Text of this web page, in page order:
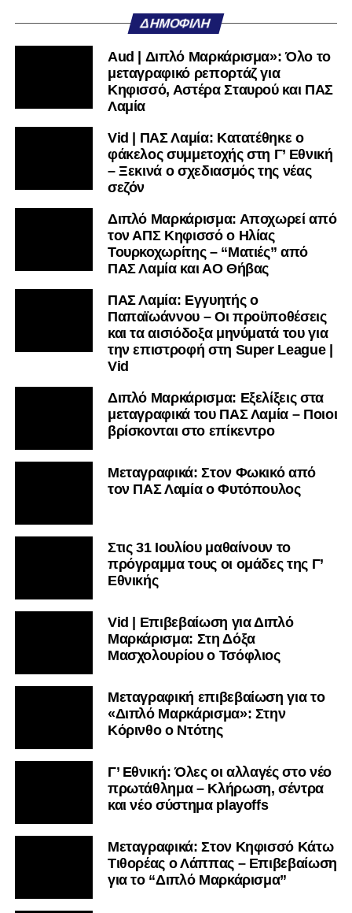
ΔΗΜΟΦΙΛΉ
Aud | Διπλό Μαρκάρισμα»: Όλο το
μεταγραφικό ρεπορτάζ για
Κηφισσό, Αστέρα Σταυρού και ΠΑΣ
Λαμία
Vid | ΠΑΣ Λαμία: Κατατέθηκε ο
φάκελος συμμετοχής στη Γ’ Εθνική
– Ξεκινά ο σχεδιασμός της νέας
σεζόν
Διπλό Μαρκάρισμα: Αποχωρεί από
τον ΑΠΣ Κηφισσό ο Ηλίας
Τουρκοχωρίτης – “Ματιές” από
ΠΑΣ Λαμία και ΑΟ Θήβας
ΠΑΣ Λαμία: Εγγυητής ο
Παπαϊωάννου – Οι προϋποθέσεις
και τα αισιόδοξα μηνύματά του για
την επιστροφή στη Super League |
Vid
Διπλό Μαρκάρισμα: Εξελίξεις στα
μεταγραφικά του ΠΑΣ Λαμία – Ποιοι
βρίσκονται στο επίκεντρο
Μεταγραφικά: Στον Φωκικό από
τον ΠΑΣ Λαμία ο Φυτόπουλος
Στις 31 Ιουλίου μαθαίνουν το
πρόγραμμα τους οι ομάδες της Γ’
Εθνικής
Vid | Επιβεβαίωση για Διπλό
Μαρκάρισμα: Στη Δόξα
Μασχολουρίου ο Τσόφλιος
Μεταγραφική επιβεβαίωση για το
«Διπλό Μαρκάρισμα»: Στην
Κόρινθο ο Ντότης
Γ’ Εθνική: Όλες οι αλλαγές στο νέο
πρωτάθλημα – Κλήρωση, σέντρα
και νέο σύστημα playoffs
Μεταγραφικά: Στον Κηφισσό Κάτω
Τιθορέας ο Λάππας – Επιβεβαίωση
για το “Διπλό Μαρκάρισμα”